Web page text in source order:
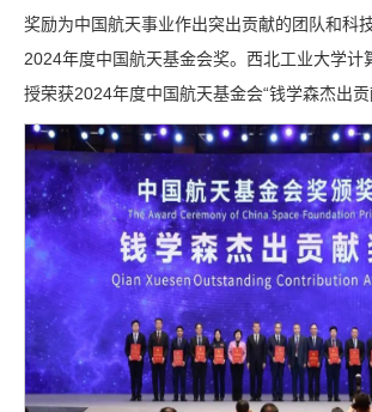
奖励为中国航天事业作出突出贡献的团队和科
2024年度中国航天基金会奖。西北工业大学计
授荣获2024年度中国航天基金会“钱学森杰出贡